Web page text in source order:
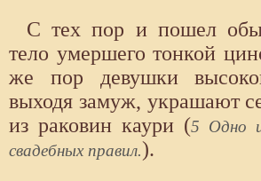
С тех пор и пошел
тело умершего тонкой
же пор девушки
выходя замуж, украшают
из раковин каури (5 Одно
свадебных правил.).